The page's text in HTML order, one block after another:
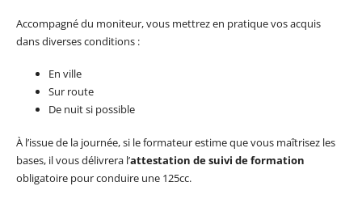
Accompagné du moniteur, vous mettrez en pratique vos acquis
dans diverses conditions :
En ville
Sur route
De nuit si possible
À l’issue de la journée, si le formateur estime que vous maîtrisez les
bases, il vous délivrera l’attestation de suivi de formation
obligatoire pour conduire une 125cc.